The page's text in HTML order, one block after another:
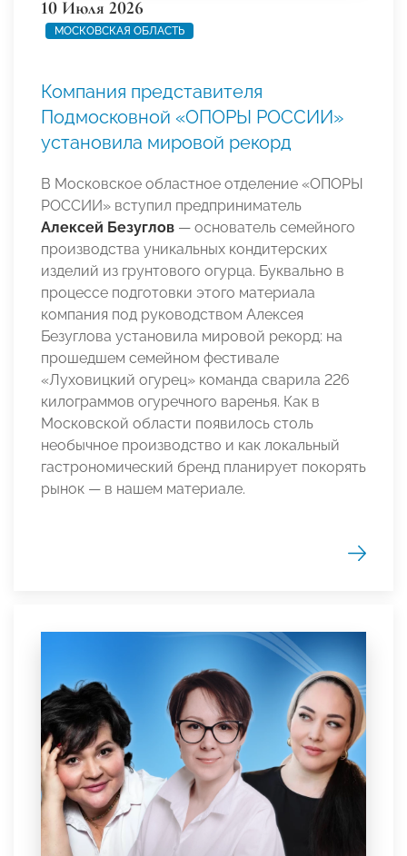
10 Июля 2026
МОСКОВСКАЯ ОБЛАСТЬ
Компания представителя
Подмосковной «ОПОРЫ РОССИИ»
установила мировой рекорд
В Московское областное отделение «ОПОРЫ
РОССИИ» вступил предприниматель
Алексей Безуглов — основатель семейного
производства уникальных кондитерских
изделий из грунтового огурца. Буквально в
процессе подготовки этого материала
компания под руководством Алексея
Безуглова установила мировой рекорд: на
прошедшем семейном фестивале
«Луховицкий огурец» команда сварила 226
килограммов огуречного варенья. Как в
Московской области появилось столь
необычное производство и как локальный
гастрономический бренд планирует покорять
рынок — в нашем материале.